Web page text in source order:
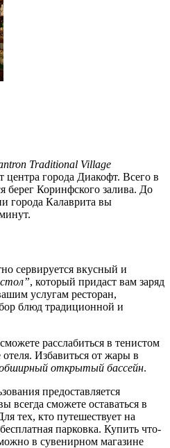
Traditional Village
центра города Диакофт. Всего в
берег Коринфского залива. До
города Калаврита вы
сервируется вкусный и
, который придаст вам заряд
услугам ресторан,
блюд традиционной и
расслабиться в тенистом
Избавиться от жары в
открытый бассейн.
предоставляется
всегда сможете оставаться в
тех, кто путешествует на
парковка. Купить что-
в сувенирном магазине